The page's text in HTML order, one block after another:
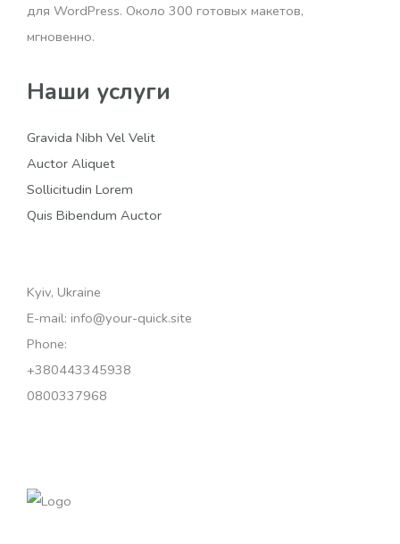
для WordPress. Около 300 готовых макетов,
мгновенно.
Наши услуги
Gravida Nibh Vel Velit
Auctor Aliquet
Sollicitudin Lorem
Quis Bibendum Auctor
Kyiv, Ukraine
E-mail: info@your-quick.site
Phone:
+380443345938
0800337968